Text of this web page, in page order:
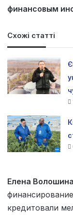
финансовым
Схожі статті
Елена Волошина
кредитовали